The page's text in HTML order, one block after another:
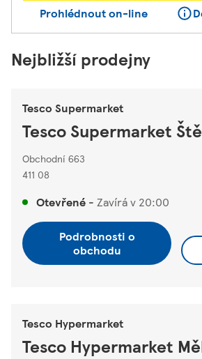
Prohlédnout on-line
Nejbližší prodejny
Tesco Supermarket
Tesco Supermarket
Obchodní 663
411 08
Otevřené - Zavírá v 20:00
Podrobnosti o
obchodu
Tesco Hypermarket
Tesco Hypermarket